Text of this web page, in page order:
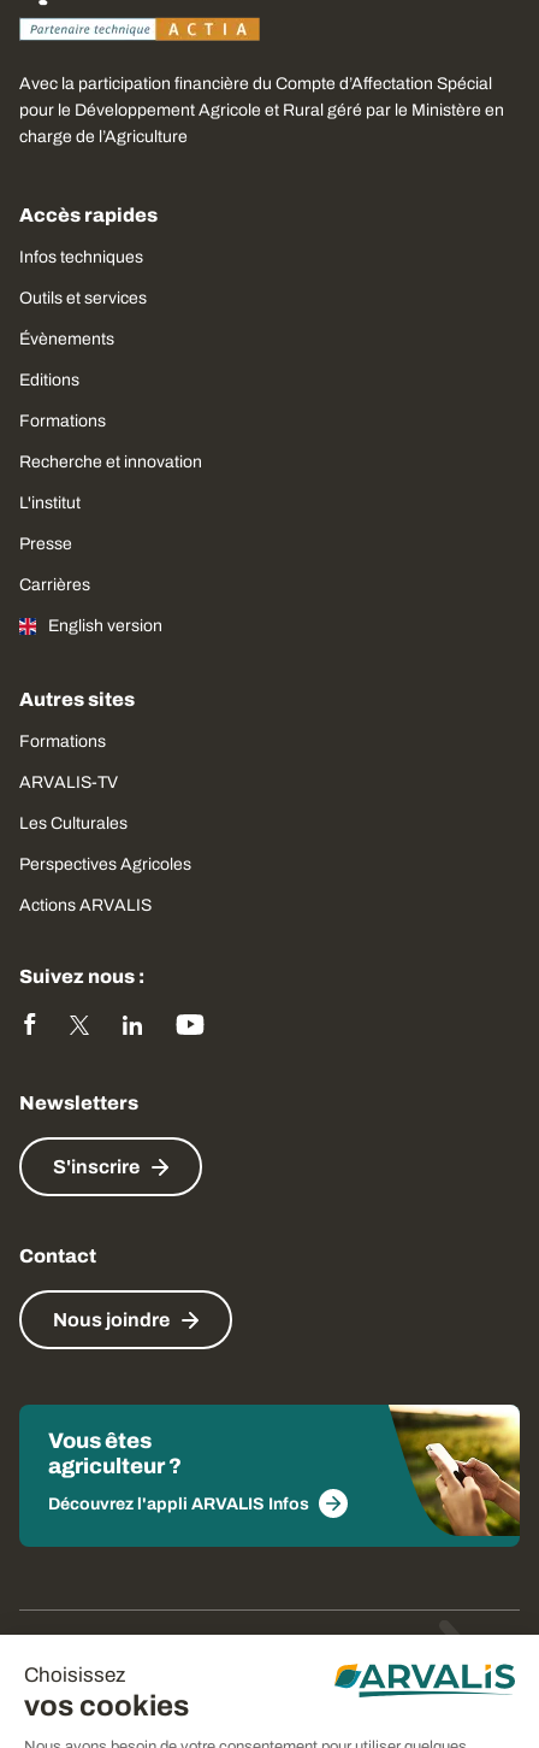
Choisissez
vos cookies
Avec la participation financière du Compte d’Affectation Spécial
pour le Développement Agricole et Rural géré par le Ministère en
charge de l’Agriculture
Accès rapides
Infos techniques
Outils et services
Évènements
Editions
Formations
Recherche et innovation
L'institut
Presse
Carrières
English version
Autres sites
Formations
ARVALIS-TV
Les Culturales
Perspectives Agricoles
Actions ARVALIS
Suivez nous :
Newsletters
S'inscrire
Contact
Nous joindre
Vous êtes
agriculteur ?
Découvrez l'appli ARVALIS Infos
Gestion des cookies